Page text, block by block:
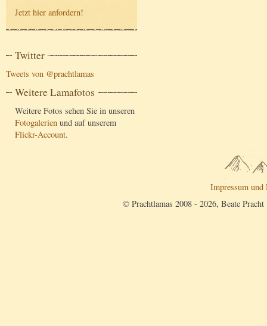
Jetzt hier anfordern!
Twitter
Tweets von @prachtlamas
Weitere Lamafotos
Weitere Fotos sehen Sie in unseren
Fotogalerien und auf unserem
Flickr-Account.
Impressum und
© Prachtlamas 2008 - 2026, Beate Pracht